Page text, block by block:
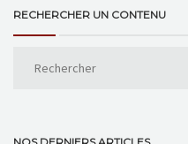
RECHERCHER UN CONTENU